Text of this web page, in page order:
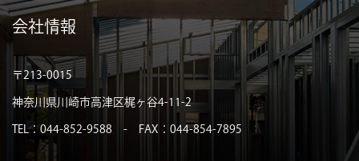
会社情報
〒213-0015
神奈川県川崎市高津区梶ヶ谷4-11-2
TEL：044-852-9588 - FAX：044-854-7895